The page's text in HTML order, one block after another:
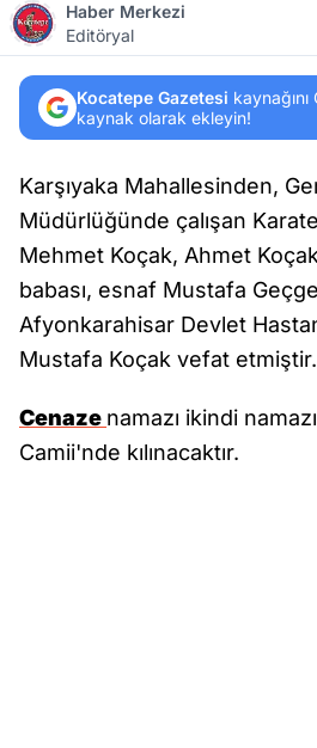
Haber Merkezi
Editöryal
Kocatepe Gazetesi
kaynak olarak ekleyin!
Karşıyaka Mahallesinden,
Müdürlüğünde çalışan
Mehmet Koçak, Ahmet
babası, esnaf Mustafa
Afyonkarahisar Devlet
Mustafa Koçak vefat etmiştir.
Cenaze namazı ikindi
Camii'nde kılınacaktır.